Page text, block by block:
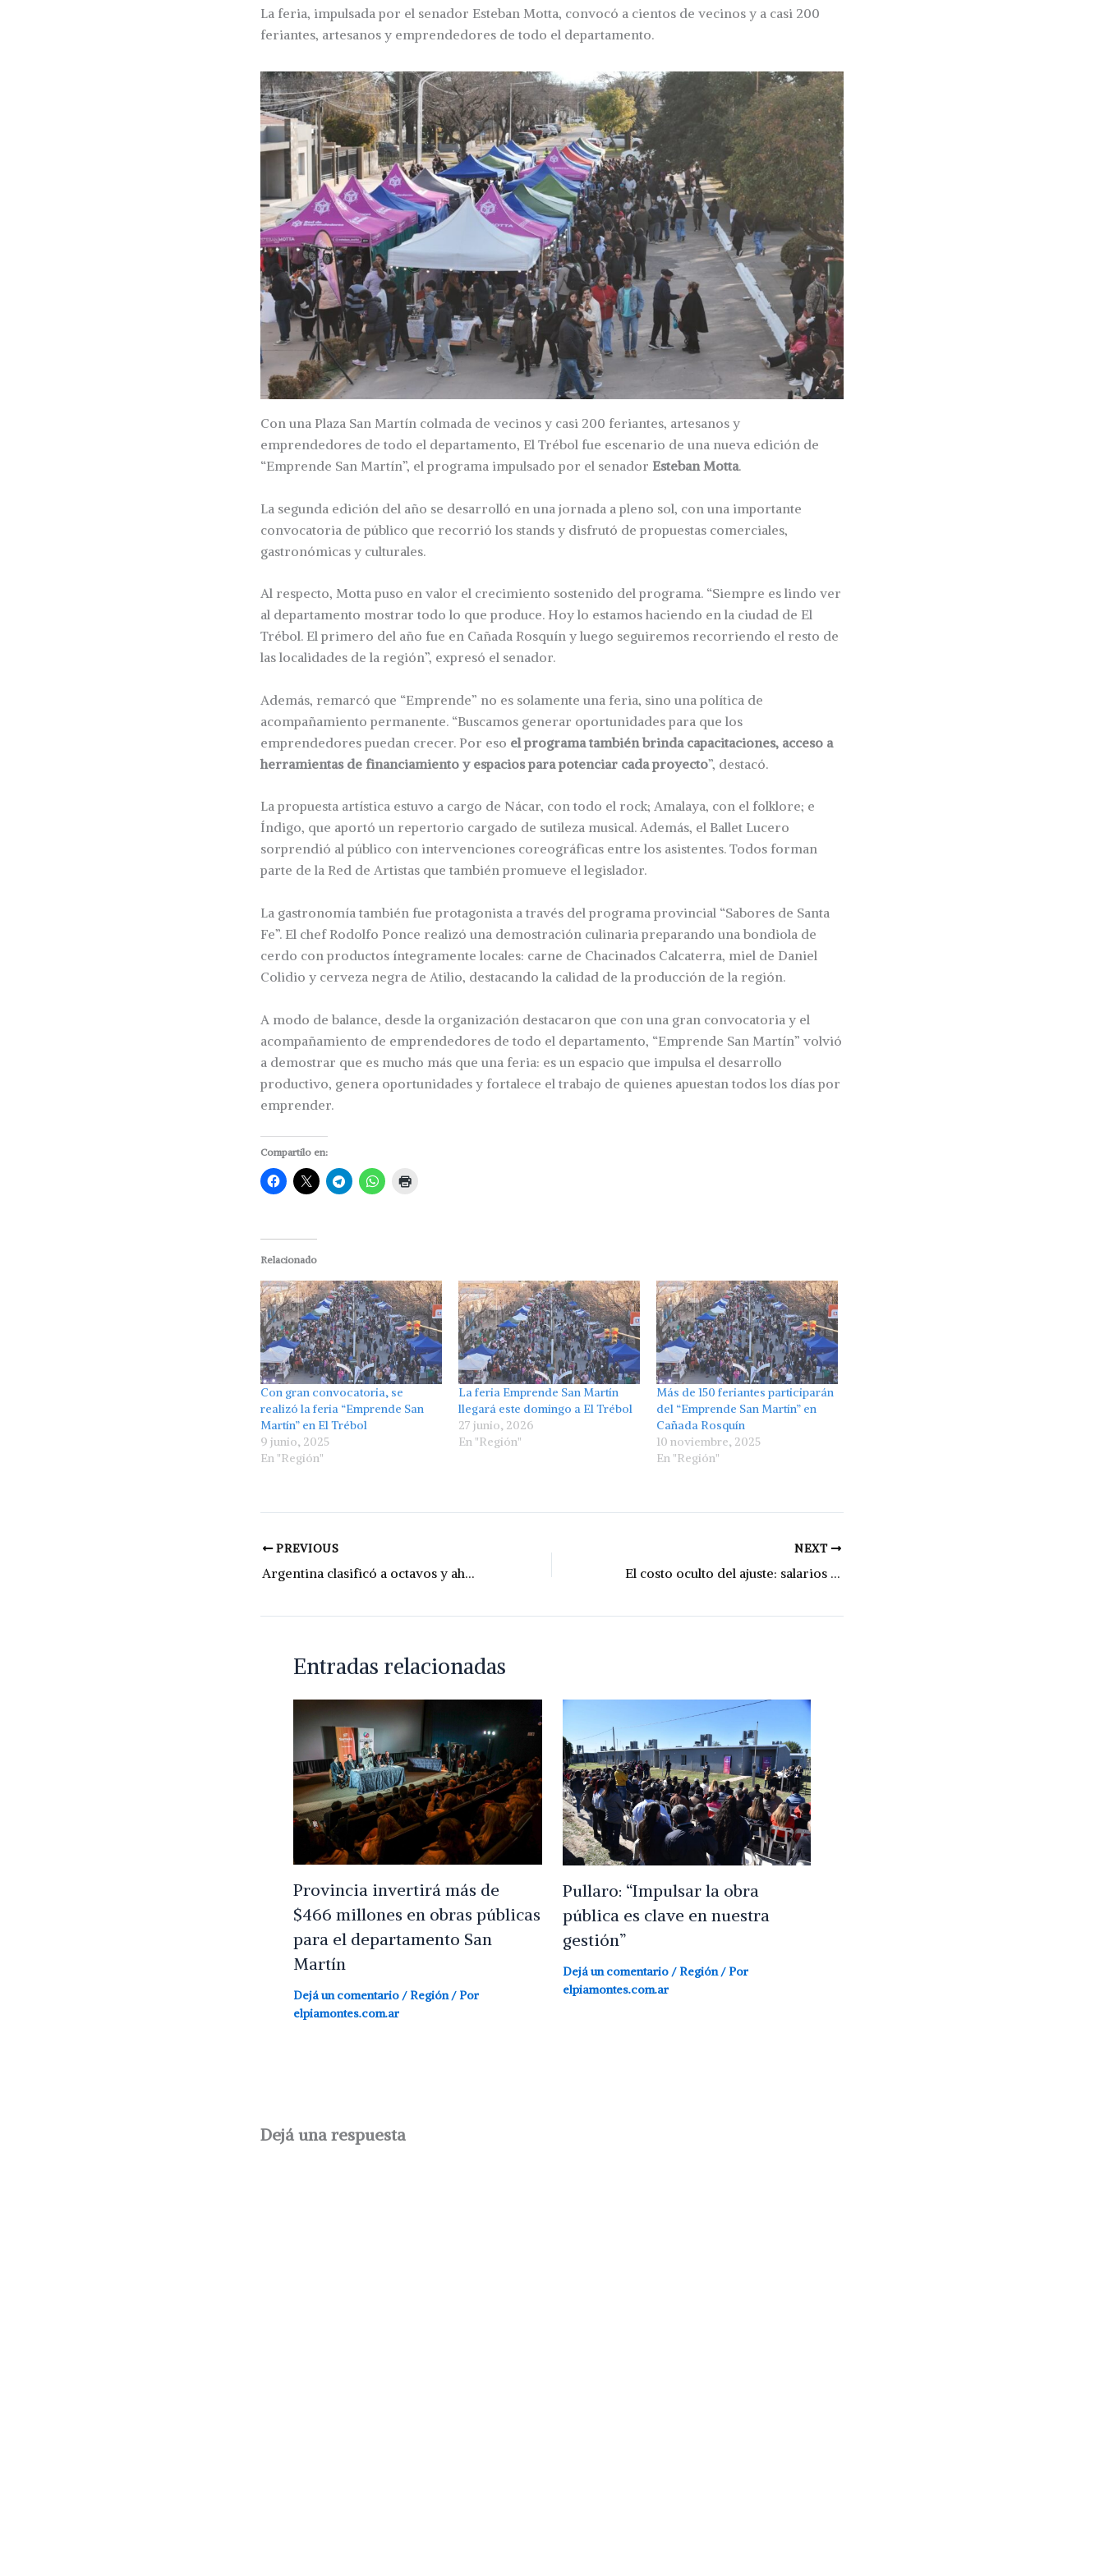
La feria, impulsada por el senador Esteban Motta, convocó a cientos de vecinos y a casi 200
feriantes, artesanos y emprendedores de todo el departamento.
Con una Plaza San Martín colmada de vecinos y casi 200 feriantes, artesanos y
emprendedores de todo el departamento, El Trébol fue escenario de una nueva edición de
“Emprende San Martín”, el programa impulsado por el senador Esteban Motta.
La segunda edición del año se desarrolló en una jornada a pleno sol, con una importante
convocatoria de público que recorrió los stands y disfrutó de propuestas comerciales,
gastronómicas y culturales.
Al respecto, Motta puso en valor el crecimiento sostenido del programa. “Siempre es lindo ver
al departamento mostrar todo lo que produce. Hoy lo estamos haciendo en la ciudad de El
Trébol. El primero del año fue en Cañada Rosquín y luego seguiremos recorriendo el resto de
las localidades de la región”, expresó el senador.
Además, remarcó que “Emprende” no es solamente una feria, sino una política de
acompañamiento permanente. “Buscamos generar oportunidades para que los
emprendedores puedan crecer. Por eso el programa también brinda capacitaciones, acceso a
herramientas de financiamiento y espacios para potenciar cada proyecto”, destacó.
La propuesta artística estuvo a cargo de Nácar, con todo el rock; Amalaya, con el folklore; e
Índigo, que aportó un repertorio cargado de sutileza musical. Además, el Ballet Lucero
sorprendió al público con intervenciones coreográficas entre los asistentes. Todos forman
parte de la Red de Artistas que también promueve el legislador.
La gastronomía también fue protagonista a través del programa provincial “Sabores de Santa
Fe”. El chef Rodolfo Ponce realizó una demostración culinaria preparando una bondiola de
cerdo con productos íntegramente locales: carne de Chacinados Calcaterra, miel de Daniel
Colidio y cerveza negra de Atilio, destacando la calidad de la producción de la región.
A modo de balance, desde la organización destacaron que con una gran convocatoria y el
acompañamiento de emprendedores de todo el departamento, “Emprende San Martín” volvió
a demostrar que es mucho más que una feria: es un espacio que impulsa el desarrollo
productivo, genera oportunidades y fortalece el trabajo de quienes apuestan todos los días por
emprender.
Compartilo en:
Relacionado
Con gran convocatoria, se
realizó la feria “Emprende San
Martín” en El Trébol
9 junio, 2025
En "Región"
La feria Emprende San Martín
llegará este domingo a El Trébol
27 junio, 2026
En "Región"
Más de 150 feriantes participarán
del “Emprende San Martín” en
Cañada Rosquín
10 noviembre, 2025
En "Región"
PREVIOUS
Argentina clasificó a octavos y ahora va por Egipto
NEXT
El costo oculto del ajuste: salarios en caída, familias endeudadas y un Estado en retroceso
Entradas relacionadas
Provincia invertirá más de
$466 millones en obras públicas
para el departamento San
Martín
Dejá un comentario /Región/ Por
elpiamontes.com.ar
Pullaro: “Impulsar la obra
pública es clave en nuestra
gestión”
Dejá un comentario /Región/ Por
elpiamontes.com.ar
Dejá una respuesta